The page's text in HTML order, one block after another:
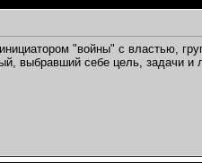
"войны" с властью,
выбравший себе цель, задачи и